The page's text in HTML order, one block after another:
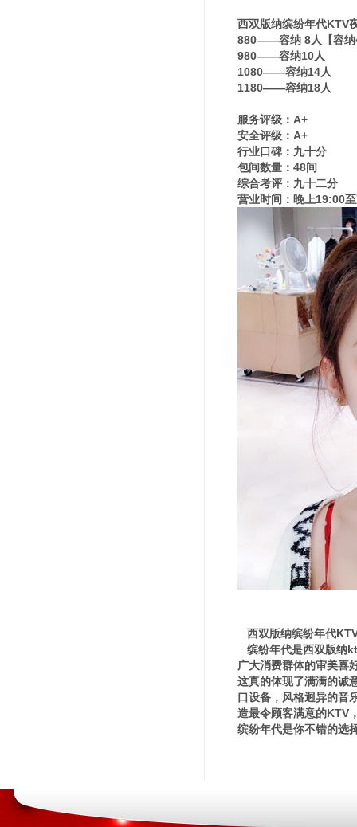
西双版纳缤纷年代KTV
880——容纳 8人【容纳
980——容纳10人
1080——容纳14人
1180——容纳18人
服务评级：A+
安全评级：A+
行业口碑：九十分
包间数量：48间
综合考评：九十二分
营业时间：晚上19:00
西双版纳缤纷年代
缤纷年代是西双版纳
广大消费群体的审美喜
这真的体现了满满的诚
口设备，风格迥异的音
造最令顾客满意的KTV
缤纷年代是你不错的选